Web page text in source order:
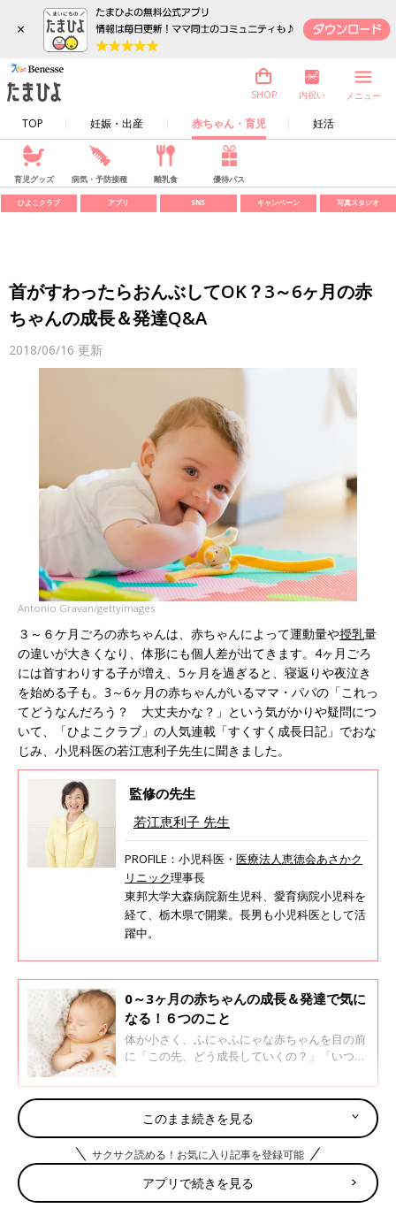
×
TOP 妊娠・出産 赤ちゃん・育児 妊活
SHOP 内祝い メニュー
育児グッズ 病気・予防接種 離乳食 優待パス
ひよこクラブ アプリ SNS キャンペーン 写真スタジオ
首がすわったらおんぶしてOK？3～6ヶ月の赤
ちゃんの成長＆発達Q&A
2018/06/16 更新
Antonio Gravan/gettyimages
３～６ケ月ごろの赤ちゃんは、赤ちゃんによって運動量や授乳量
の違いが大きくなり、体形にも個人差が出てきます。4ヶ月ごろ
には首すわりする子が増え、5ヶ月を過ぎると、寝返りや夜泣き
を始める子も。3～6ヶ月の赤ちゃんがいるママ・パパの「これっ
てどうなんだろう？ 大丈夫かな？」という気がかりや疑問につ
いて、「ひよこクラブ」の人気連載「すくすく成長日記」でおな
じみ、小児科医の若江恵利子先生に聞きました。
監修の先生
若江恵利子 先生
PROFILE：小児科医・ 医療法人恵徳会あさかク
リニック理事長
東邦大学大森病院新生児科、愛育病院小児科を
経て、栃木県で開業。長男も小児科医として活
躍中。
0～3ヶ月の赤ちゃんの成長＆発達で気に
なる！６つのこと
体が小さく、ふにゃふにゃな赤ちゃんを目の前
に「この先、どう成長していくの？」「いつご
持つママ・パパも多いでしょう。最初は首がす
ら、すわり始める子も。
3～4ヶ月の成長＆運動発達は？
赤ちゃんをうつぶせの姿勢にすると、自分の腕で支えて、頭を少
し持ちあげられるようになります。また、手や指の発達が進ん
で、ガーゼやガラガラなど、軽いものなら少しの間持っていられ
このまま続きを見る
サクサク読める！お気に入り記事を登録可能
アプリで続きを見る